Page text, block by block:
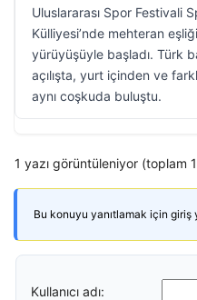
Uluslararası Spor Festivali
Külliyesi’nde mehteran
yürüyüşüyle başladı. Türk
açılışta, yurt içinden ve
aynı coşkuda buluştu.
1 yazı görüntüleniyor (toplam
Bu konuyu yanıtlamak için giriş
Kullanıcı adı: